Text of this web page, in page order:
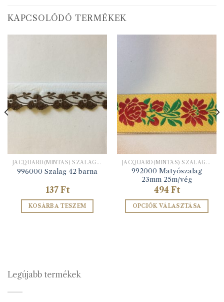
KAPCSOLÓDÓ TERMÉKEK
JACQUARD(MINTÁS) SZALAGOK
996000 Szalag 42 barna
137 Ft
KOSÁRBA TESZEM
JACQUARD(MINTÁS) SZALAGOK
992000 Matyószalag
23mm 25m/vég
494 Ft
OPCIÓK VÁLASZTÁSA
Legújabb termékek